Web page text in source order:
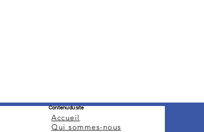
Contenu du site
Accueil
Qui sommes-nous